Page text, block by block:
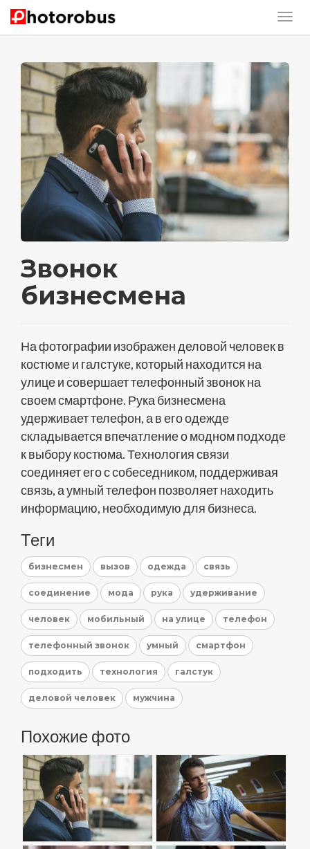
Звонок
бизнесмена
На фотографии изображен деловой человек в
костюме и галстуке, который находится на
улице и совершает телефонный звонок на
своем смартфоне. Рука бизнесмена
удерживает телефон, а в его одежде
складывается впечатление о модном подходе
к выбору костюма. Технология связи
соединяет его с собеседником, поддерживая
связь, а умный телефон позволяет находить
информацию, необходимую для бизнеса.
Теги
бизнесмен вызов одежда связь
соединение мода рука удерживание
человек мобильный на улице телефон
телефонный звонок умный смартфон
подходить технология галстук
деловой человек мужчина
Похожие фото